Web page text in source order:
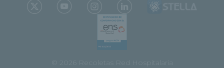
© 2026 Recoletas Red Hospitalaria